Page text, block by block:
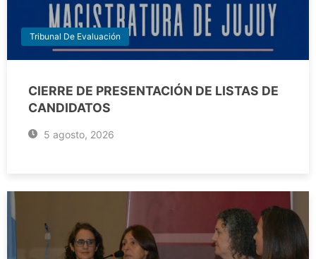
Tribunal De Evaluación
CIERRE DE PRESENTACIÓN DE LISTAS DE
CANDIDATOS
5 agosto, 2026